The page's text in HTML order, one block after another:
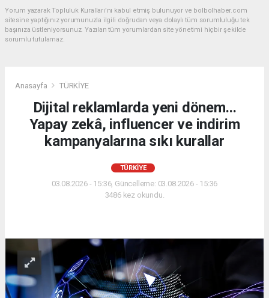
Yorum yazarak Topluluk Kuralları’nı kabul etmiş bulunuyor ve bolbolhaber.com
sitesine yaptığınız yorumunuzla ilgili doğrudan veya dolaylı tüm sorumluluğu tek
başınıza üstleniyorsunuz. Yazılan tüm yorumlardan site yönetimi hiçbir şekilde
sorumlu tutulamaz.
Anasayfa TÜRKİYE
Dijital reklamlarda yeni dönem...
Yapay zekâ, influencer ve indirim
kampanyalarına sıkı kurallar
TÜRKİYE
03.08.2026 - 15:36, Güncelleme: 03.08.2026 - 15:36
3486 kez okundu.